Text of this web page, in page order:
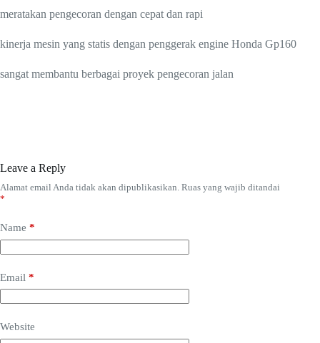
meratakan pengecoran dengan cepat dan rapi
kinerja mesin yang statis dengan penggerak engine Honda Gp160
sangat membantu berbagai proyek pengecoran jalan
Leave a Reply
Alamat email Anda tidak akan dipublikasikan. Ruas yang wajib ditandai
*
Name *
Email *
Website